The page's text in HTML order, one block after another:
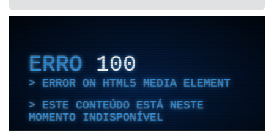
ERRO 100
ERROR ON HTML5 MEDIA ELEMENT
ESTE CONTEÚDO ESTÁ NESTE
MOMENTO INDISPONÍVEL